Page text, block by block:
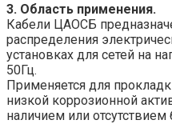
3. Область применения.
Кабели ЦАОСБ
распределения
установках для сетей на
50Гц.
Применяется для
низкой коррозионной
наличием или